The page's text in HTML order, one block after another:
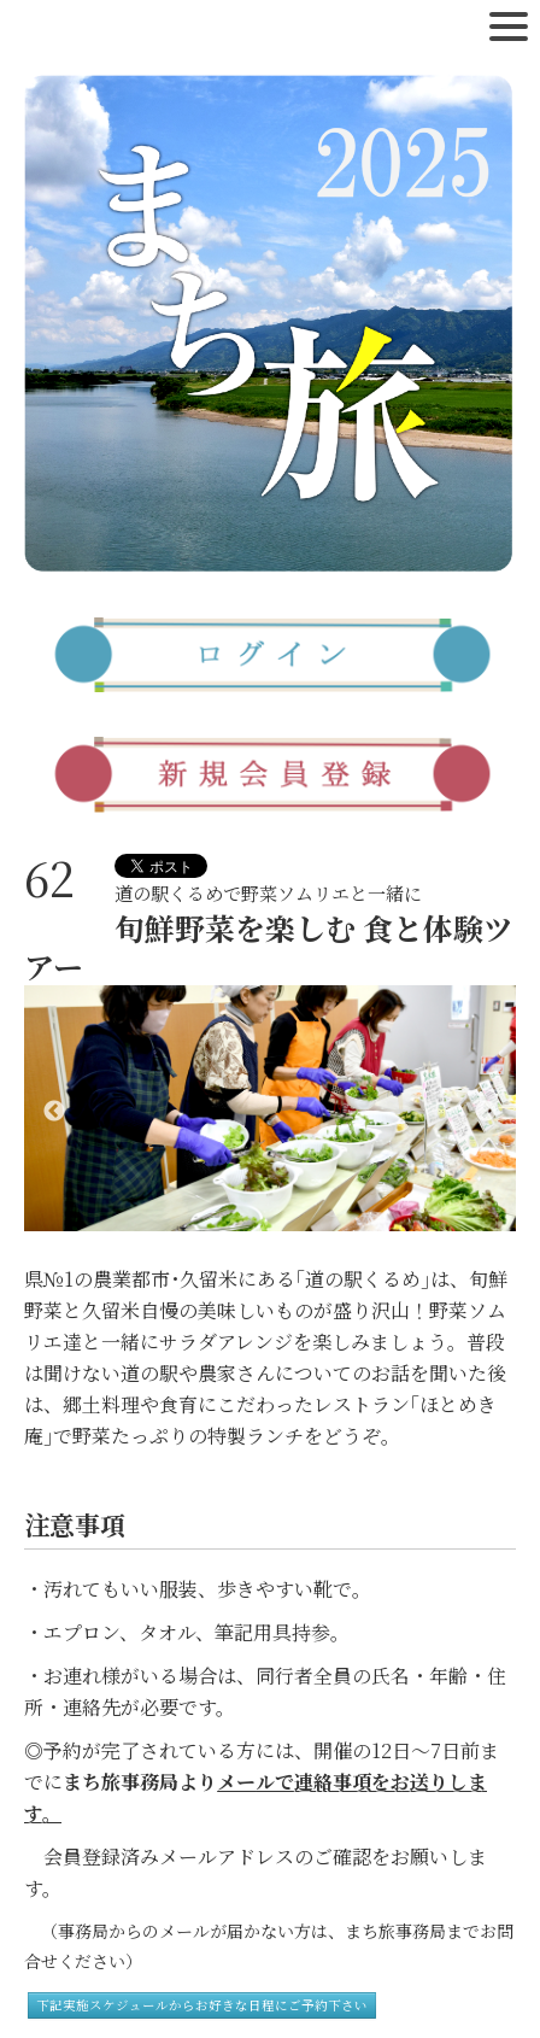
62 道の駅くるめで野菜ソムリエと一緒に
旬鮮野菜を楽しむ 食と体験ツ
アー
県№1の農業都市･久留米にある｢道の駅くるめ｣は、旬鮮
野菜と久留米自慢の美味しいものが盛り沢山！野菜ソム
リエ達と一緒にサラダアレンジを楽しみましょう。普段
は聞けない道の駅や農家さんについてのお話を聞いた後
は、郷土料理や食育にこだわったレストラン｢ほとめき
庵｣で野菜たっぷりの特製ランチをどうぞ。
注意事項
・汚れてもいい服装、歩きやすい靴で。
・エプロン、タオル、筆記用具持参。
・お連れ様がいる場合は、同行者全員の氏名・年齢・住
所・連絡先が必要です。
◎予約が完了されている方には、開催の12日～7日前ま
でにまち旅事務局より メールで連絡事項をお送りしま
す。
会員登録済みメールアドレスのご確認をお願いしま
す。
（事務局からのメールが届かない方は、まち旅事務局までお問
合せください）
下記実施スケジュールからお好きな日程にご予約下さい